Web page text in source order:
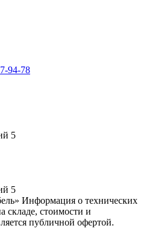
94-78
5
5
Информация о технических
складе, стоимости и
публичной офертой.